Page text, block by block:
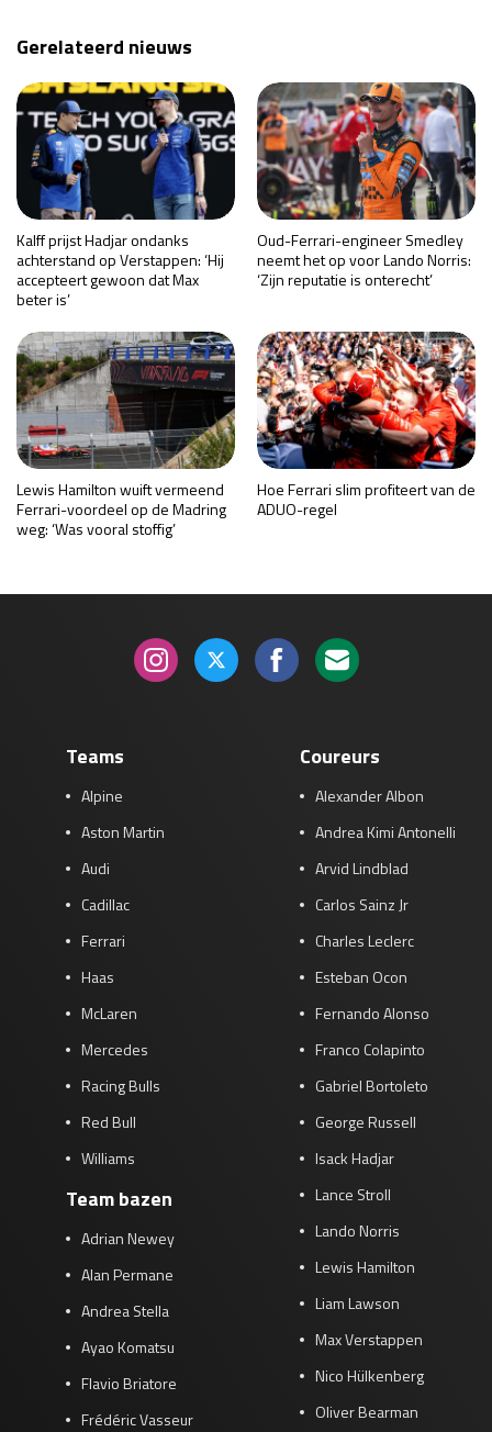
Gerelateerd nieuws
Kalff prijst Hadjar ondanks
achterstand op Verstappen: ‘Hij
accepteert gewoon dat Max
beter is’
Oud-Ferrari-engineer Smedley
neemt het op voor Lando Norris:
‘Zijn reputatie is onterecht’
Lewis Hamilton wuift vermeend
Ferrari-voordeel op de Madring
weg: ‘Was vooral stoffig’
Hoe Ferrari slim profiteert van de
ADUO-regel
Teams
Alpine
Aston Martin
Audi
Cadillac
Ferrari
Haas
McLaren
Mercedes
Racing Bulls
Red Bull
Williams
Team bazen
Adrian Newey
Alan Permane
Andrea Stella
Ayao Komatsu
Flavio Briatore
Frédéric Vasseur
Coureurs
Alexander Albon
Andrea Kimi Antonelli
Arvid Lindblad
Carlos Sainz Jr
Charles Leclerc
Esteban Ocon
Fernando Alonso
Franco Colapinto
Gabriel Bortoleto
George Russell
Isack Hadjar
Lance Stroll
Lando Norris
Lewis Hamilton
Liam Lawson
Max Verstappen
Nico Hülkenberg
Oliver Bearman